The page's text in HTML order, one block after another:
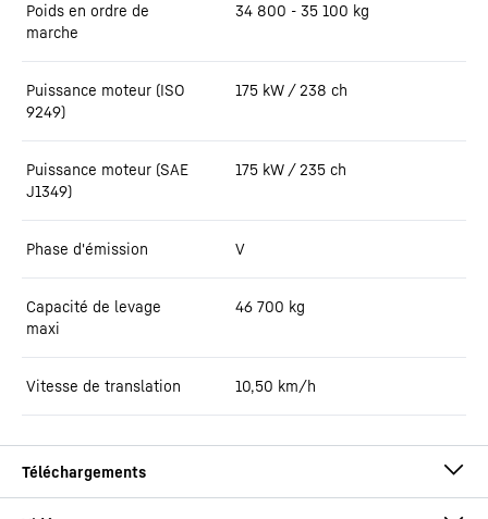
Poids en ordre de
marche
34 800 - 35 100 kg
Puissance moteur (ISO
9249)
175 kW / 238 ch
Puissance moteur (SAE
J1349)
175 kW / 235 ch
Phase d'émission V
Capacité de levage
maxi
46 700 kg
Vitesse de translation 10,50 km/h